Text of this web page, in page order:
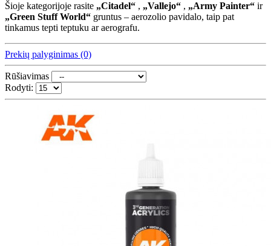
Šioje kategorijoje rasite „Citadel“ , „Vallejo“ , „Army Painter“ ir
„Green Stuff World“ gruntus – aerozolio pavidalo, taip pat
tinkamus tepti teptuku ar aerografu.
Prekių palyginimas (0)
Rūšiavimas
Rodyti: